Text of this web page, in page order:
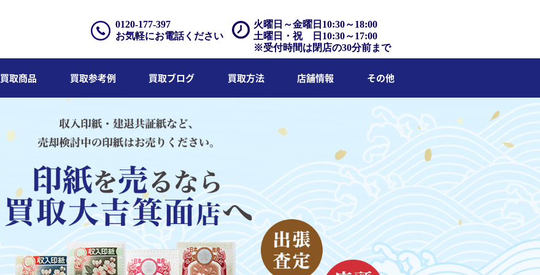
火曜日～金曜日10:30～18:00
土曜日・祝 日10:30～17:00
※受付時間は閉店の30分前まで
0120-177-397
お気軽にお電話ください
買取商品 買取参考例 買取ブログ 買取方法 店舗情報 その他